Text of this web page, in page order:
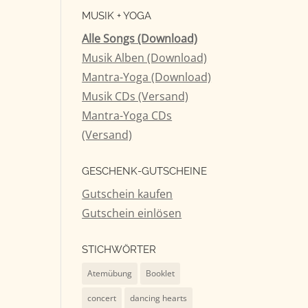
MUSIK + YOGA
Alle Songs (Download)
Musik Alben (Download)
Mantra-Yoga (Download)
Musik CDs (Versand)
Mantra-Yoga CDs
(Versand)
GESCHENK-GUTSCHEINE
Gutschein kaufen
Gutschein einlösen
STICHWÖRTER
Atemübung Booklet
concert dancing hearts